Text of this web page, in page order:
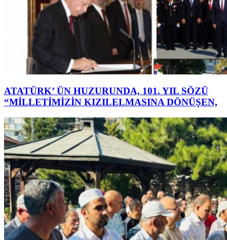
ATATÜRK’ ÜN HUZURUNDA, 101. YIL SÖZÜ
“MİLLETİMİZİN KIZILELMASINA DÖNÜŞEN,